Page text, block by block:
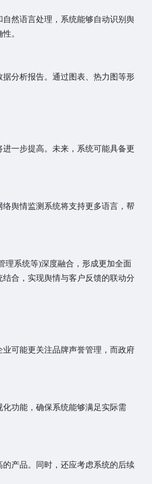
然语言处理，系统能够自动识别舆
。
分析报告。通过图表、热力图等形
一步提高。未来，系统可能具备更
舆情监测系统将支持更多语言，帮
系统等)深度融合，形成更加全面
合，实现舆情与客户反馈的联动分
可能更关注品牌声誉管理，而政府
功能，确保系统能够满足实际需
产品。同时，还应考虑系统的后续